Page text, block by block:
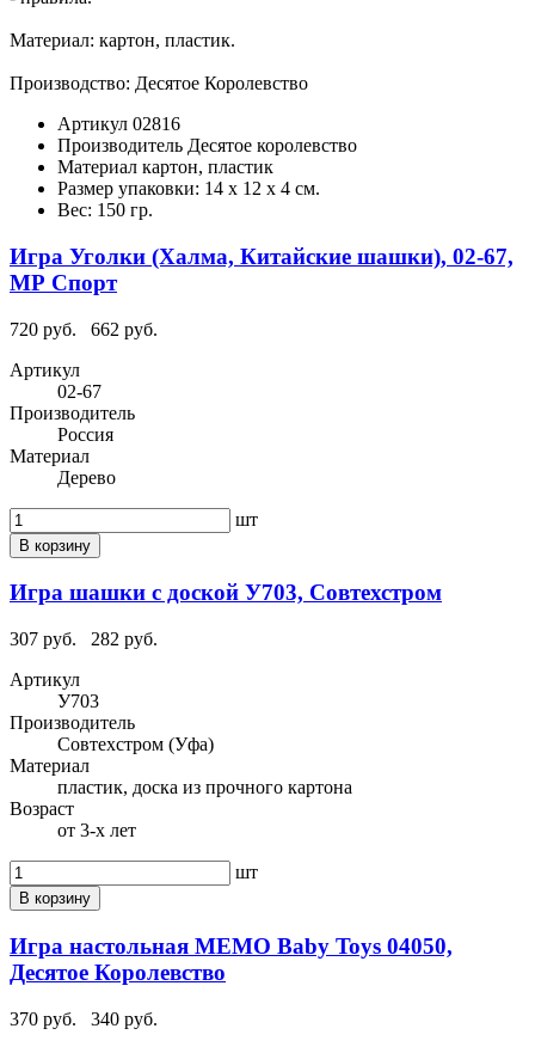
Материал: картон, пластик.
Производство: Десятое Королевство
Артикул 02816
Производитель Десятое королевство
Материал картон, пластик
Размер упаковки: 14 x 12 x 4 cм.
Вес: 150 гр.
Игра Уголки (Халма, Китайские шашки), 02-67,
МР Спорт
720 руб.
662 руб.
Артикул
02-67
Производитель
Россия
Материал
Дерево
шт
В корзину
Игра шашки с доской У703, Совтехстром
307 руб.
282 руб.
Артикул
У703
Производитель
Совтехстром (Уфа)
Материал
пластик, доска из прочного картона
Возраст
от 3-х лет
шт
В корзину
Игра настольная МЕМО Baby Toys 04050,
Десятое Королевство
370 руб.
340 руб.